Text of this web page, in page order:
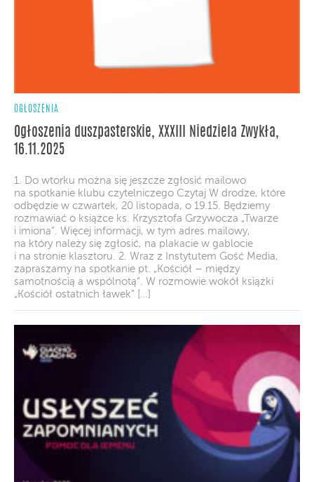
OGŁOSZENIA
Ogłoszenia duszpasterskie, XXXIII Niedziela Zwykła,
16.11.2025
1. Do wtorku można się jeszcze zgłosić mailowo
na spotkanie klubu czytelniczego Czytaj W drodze, które
odbędzie w czwartek, 20 listopada, o 19.15. Będziemy
rozmawiać o książce ks. Krzysztofa Grzywocza „Twarze
i imiona”. Więcej informacji, w tym adres mailowy,
na który należy się zgłosić, na plakacie w gablocie
i na stronie klasztoru. 2. Wraz z Instytutem Gość Media,
zapraszamy na spotkanie pt. „Kościół – między
samotnością a wspólnotą”. W rozmowie wokół książki
„Kościół ostatnich ławek” […]